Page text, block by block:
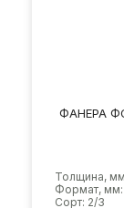
ФАНЕРА
Толщина,
Формат, мм:
Сорт: 2/3